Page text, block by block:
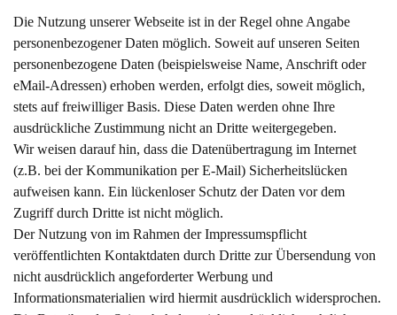
Die Nutzung unserer Webseite ist in der Regel ohne Angabe
personenbezogener Daten möglich. Soweit auf unseren Seiten
personenbezogene Daten (beispielsweise Name, Anschrift oder
eMail-Adressen) erhoben werden, erfolgt dies, soweit möglich,
stets auf freiwilliger Basis. Diese Daten werden ohne Ihre
ausdrückliche Zustimmung nicht an Dritte weitergegeben.
Wir weisen darauf hin, dass die Datenübertragung im Internet
(z.B. bei der Kommunikation per E-Mail) Sicherheitslücken
aufweisen kann. Ein lückenloser Schutz der Daten vor dem
Zugriff durch Dritte ist nicht möglich.
Der Nutzung von im Rahmen der Impressumspflicht
veröffentlichten Kontaktdaten durch Dritte zur Übersendung von
nicht ausdrücklich angeforderter Werbung und
Informationsmaterialien wird hiermit ausdrücklich widersprochen.